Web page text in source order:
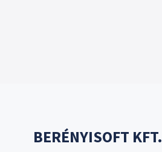
BERÉNYISOFT KFT.